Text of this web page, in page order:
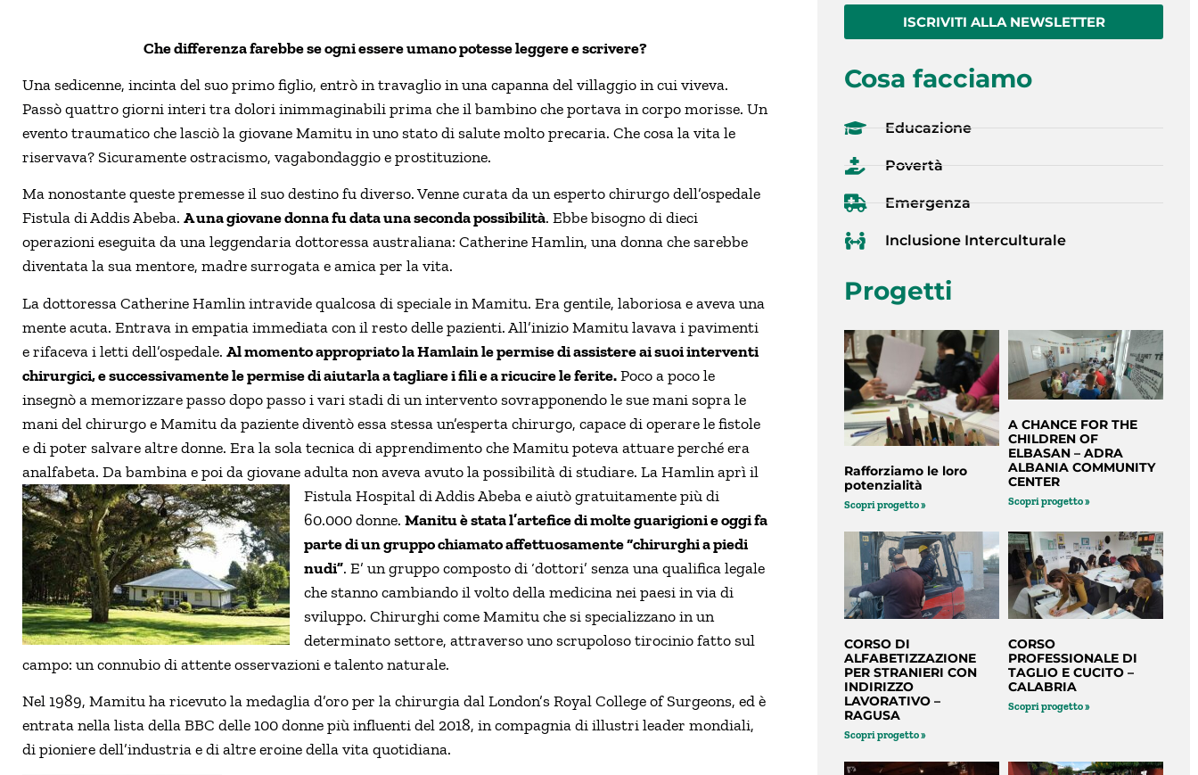
Che differenza farebbe se ogni essere umano potesse leggere e scrivere?
Una sedicenne, incinta del suo primo figlio, entrò in travaglio in una capanna del villaggio in cui viveva.
Passò quattro giorni interi tra dolori inimmaginabili prima che il bambino che portava in corpo morisse. Un
evento traumatico che lasciò la giovane Mamitu in uno stato di salute molto precaria. Che cosa la vita le
riservava? Sicuramente ostracismo, vagabondaggio e prostituzione.
Ma nonostante queste premesse il suo destino fu diverso. Venne curata da un esperto chirurgo dell’ospedale
Fistula di Addis Abeba. A una giovane donna fu data una seconda possibilità. Ebbe bisogno di dieci
operazioni eseguita da una leggendaria dottoressa australiana: Catherine Hamlin, una donna che sarebbe
diventata la sua mentore, madre surrogata e amica per la vita.
La dottoressa Catherine Hamlin intravide qualcosa di speciale in Mamitu. Era gentile, laboriosa e aveva una
mente acuta. Entrava in empatia immediata con il resto delle pazienti. All’inizio Mamitu lavava i pavimenti
e rifaceva i letti dell’ospedale. Al momento appropriato la Hamlain le permise di assistere ai suoi interventi
chirurgici, e successivamente le permise di aiutarla a tagliare i fili e a ricucire le ferite.Poco a poco le
insegnò a memorizzare passo dopo passo i vari stadi di un intervento sovrapponendo le sue mani sopra le
mani del chirurgo e Mamitu da paziente diventò essa stessa un’esperta chirurgo, capace di operare le fistole
e di poter salvare altre donne. Era la sola tecnica di apprendimento che Mamitu poteva attuare perché era
analfabeta. Da bambina e poi da giovane adulta non aveva avuto la possibilità di studiare. La Hamlin aprì il
Fistula Hospital di Addis Abeba e aiutò gratuitamente più di
60.000 donne. Manitu è stata l’artefice di molte guarigioni e oggi fa
parte di un gruppo chiamato affettuosamente “chirurghi a piedi
nudi”. E’ un gruppo composto di ‘dottori’ senza una qualifica legale
che stanno cambiando il volto della medicina nei paesi in via di
sviluppo. Chirurghi come Mamitu che si specializzano in un
determinato settore, attraverso uno scrupoloso tirocinio fatto sul
campo: un connubio di attente osservazioni e talento naturale.
Nel 1989, Mamitu ha ricevuto la medaglia d’oro per la chirurgia dal London’s Royal College of Surgeons, ed è
entrata nella lista della BBC delle 100 donne più influenti del 2018, in compagnia di illustri leader mondiali,
di pioniere dell’industria e di altre eroine della vita quotidiana.
ISCRIVITI ALLA NEWSLETTER
Cosa facciamo
Educazione
Povertà
Emergenza
Inclusione Interculturale
Progetti
Rafforziamo le loro
potenzialità
Scopri progetto »
A CHANCE FOR THE
CHILDREN OF
ELBASAN – ADRA
ALBANIA COMMUNITY
CENTER
Scopri progetto »
CORSO DI
ALFABETIZZAZIONE
PER STRANIERI CON
INDIRIZZO
LAVORATIVO –
RAGUSA
Scopri progetto »
CORSO
PROFESSIONALE DI
TAGLIO E CUCITO –
CALABRIA
Scopri progetto »